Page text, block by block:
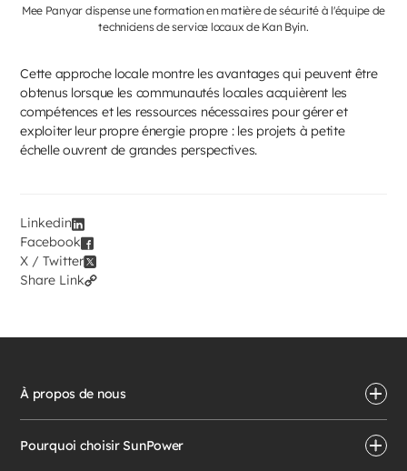
Mee Panyar dispense une formation en matière de sécurité à l'équipe de
techniciens de service locaux de Kan Byin.
Cette approche locale montre les avantages qui peuvent être
obtenus lorsque les communautés locales acquièrent les
compétences et les ressources nécessaires pour gérer et
exploiter leur propre énergie propre : les projets à petite
échelle ouvrent de grandes perspectives.
Linkedin
Facebook
X / Twitter
Share Link
À propos de nous
Pourquoi choisir SunPower